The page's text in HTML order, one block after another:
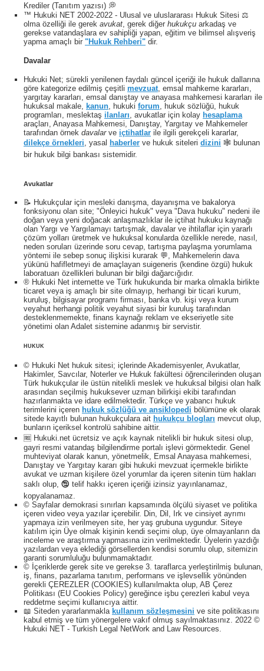
Krediler (Tanıtım yazısı) 💭
™ Hukuki NET 2002-2022 - Ulusal ve uluslararası Hukuk Sitesi ⚖️
olma özelliği ile gerek avukat , gerek diğer hukukçu arkadaş ve
gerekse vatandaşlara ev sahipliği yapan, eğitim ve bilimsel alışveriş
yapma amaçlı bir "Hukuk Rehberi" dir.
Davalar
Hukuki Net; sürekli yenilenen faydalı güncel içeriği ile hukuk dallarına
göre kategorize edilmiş çeşitli mevzuat, emsal mahkeme kararları,
yargıtay kararları, emsal danıştay ve anayasa mahkemesi kararları ile
hukuksal makale, kanun, hukuki forum, hukuk sözlüğü, hukuk
programları, meslektaş ilanları, avukatlar için kolay hesaplama
araçları, Anayasa Mahkemesi, Danıştay, Yargıtay ve Mahkemeler
tarafından örnek davalarve içtihatlar ile ilgili gerekçeli kararlar,
dilekçe örnekleri, yasal haberler ve hukuk siteleri dizini 🕸 bulunan
bir hukuk bilgi bankası sistemidir.
Avukatlar
📝 Hukukçular için mesleki danışma, dayanışma ve bakalorya
fonksiyonu olan site; "Önleyici hukuk" veya "Dava hukuku" nedeni ile
doğan veya yeni doğacak anlaşmazlıklar ile içtihat hukuku kaynağı
olan Yargı ve Yargılamayı tartışmak, davalar ve ihtilaflar için yararlı
çözüm yolları üretmek ve hukuksal konularda özellikle nerede, nasıl,
neden soruları üzerinde soru cevap, tartışma paylaşma yorumlama
yöntemi ile sebep sonuç ilişkisi kurarak 💬, Mahkemelerin dava
yükünü hafifletmeyi de amaçlayan suigeneris (kendine özgü) hukuk
laboratuarı özellikleri bulunan bir bilgi dağarcığıdır.
® Hukuki Net internette ve Türk hukukunda bir marka olmakla birlikte
ticaret veya iş amaçlı bir site olmayıp, herhangi bir ticari kurum,
kuruluş, bilgisayar programı firması, banka vb. kişi veya kurum
veyahut herhangi politik veyahut siyasi bir kuruluş tarafından
desteklenmemekte, finans kaynağı reklam ve ekseriyetle site
yönetimi olan Adalet sistemine adanmış bir servistir.
HUKUK
© Hukuki Net hukuk sitesi; içlerinde Akademisyenler, Avukatlar,
Hakimler, Savcılar, Noterler ve Hukuk fakültesi öğrencilerinden oluşan
Türk hukukçular ile üstün nitelikli meslek ve hukuksal bilgisi olan halk
arasından seçilmiş hukuksever uzman bilirkişi ekibi tarafından
hazırlanmakta ve idare edilmektedir. Türkçe ve yabancı hukuk
terimlerini içeren hukuk sözlüğü ve ansiklopedi bölümüne ek olarak
sitede kayıtlı bulunan hukukçulara ait hukukçu blogları mevcut olup,
bunların içeriksel kontrolü sahibine aittir.
🆓 Hukuki.net ücretsiz ve açık kaynak nitelikli bir hukuk sitesi olup,
gayri resmi vatandaş bilgilendirme portalı işlevi görmektedir. Genel
muhteviyat olarak kanun, yönetmelik, Emsal Anayasa mahkemesi,
Danıştay ve Yargıtay kararı gibi hukuki mevzuat içermekle birlikte
avukat ve uzman kişilere özel yorumlar da içeren sitenin tüm hakları
saklı olup, 🕲 telif hakkı içeren içeriği izinsiz yayınlanamaz,
kopyalanamaz.
© Sayfalar demokrasi sınırları kapsamında ölçülü siyaset ve politika
içeren video veya yazılar içerebilir. Din, Dil, Irk ve cinsiyet ayrımı
yapmaya izin verilmeyen site, her yaş grubuna uygundur. Siteye
katılım için Üye olmak kişinin kendi seçimi olup, üye olmayanların da
inceleme ve araştırma yapmasına izin verilmektedir. Üyelerin yazdığı
yazılardan veya eklediği görsellerden kendisi sorumlu olup, sitemizin
garanti sorumluluğu bulunmamaktadır.
© İçeriklerde gerek site ve gerekse 3. taraflarca yerleştirilmiş bulunan,
iş, finans, pazarlama tanıtım, performans ve işlevsellik yönünden
gerekli ÇEREZLER (COOKIES) kullanılmakta olup, AB Çerez
Politikası (EU Cookies Policy) gereğince işbu çerezleri kabul veya
reddetme seçimi kullanıcıya aittir.
📖 Siteden yararlanmakla kullanım sözleşmesini ve site politikasını
kabul etmiş ve tüm yönergelere vakıf olmuş sayılmaktasınız. 2022 ©
Hukuki NET - Turkish Legal NetWork and Law Resources.